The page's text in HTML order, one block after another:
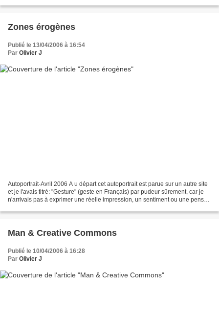
Zones érogènes
Publié le 13/04/2006 à 16:54
Par Olivier J
Autoportrait-Avril 2006 A u départ cet autoportrait est parue sur un autre site
et je l'avais titré: "Gesture" (geste en Français) par pudeur sûrement, car je
n'arrivais pas à exprimer une réelle impression, un sentiment ou une pensé
Man & Creative Commons
Publié le 10/04/2006 à 16:28
Par Olivier J